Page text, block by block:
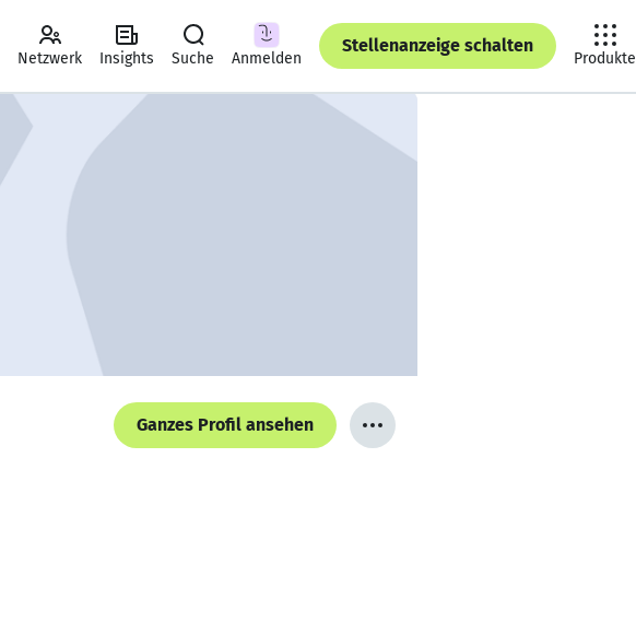
Netzwerk Insights Suche Anmelden
Stellenanzeige schalten
Produkte
Ganzes Profil ansehen